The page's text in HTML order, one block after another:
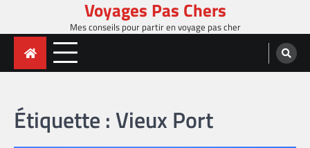
content
Voyages Pas Chers
Mes conseils pour partir en voyage pas cher
Étiquette :Vieux Port